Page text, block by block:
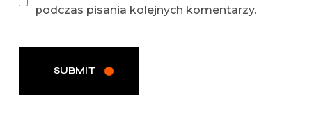
podczas pisania kolejnych komentarzy.
SUBMIT